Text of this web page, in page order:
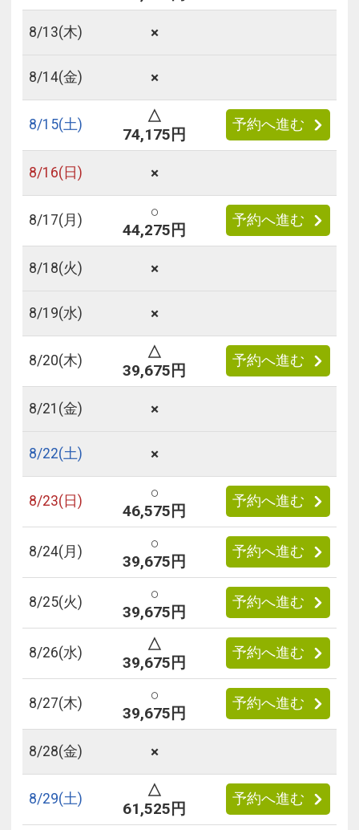
8/13(木) ×
8/14(金) ×
8/15(土)
△
74,175円
予約へ進む
8/16(日) ×
8/17(月)
○
44,275円
予約へ進む
8/18(火) ×
8/19(水) ×
8/20(木)
△
39,675円
予約へ進む
8/21 (金) ×
8/22(土) ×
8/23(日)
○
46,575円
予約へ進む
8/24(月)
○
39,675円
予約へ進む
8/25(火)
○
39,675円
予約へ進む
8/26(水)
△
39,675円
予約へ進む
8/27(木)
○
39,675円
予約へ進む
8/28(金) ×
8/29(土)
△
61,525円
予約へ進む